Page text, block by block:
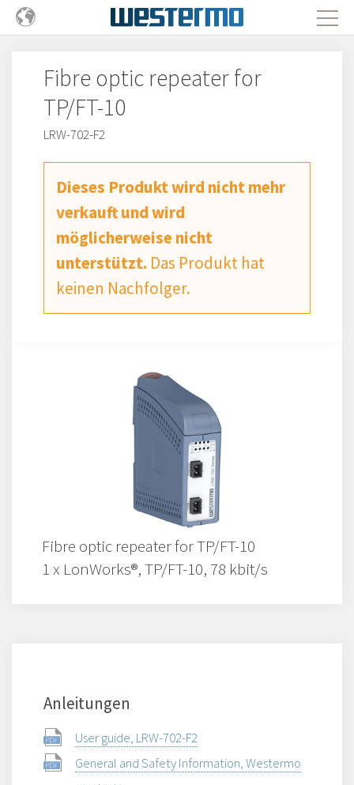
Fibre optic repeater for
TP/FT-10
LRW-702-F2
Dieses Produkt wird nicht mehr
verkauft und wird
möglicherweise nicht
unterstützt. Das Produkt hat
keinen Nachfolger.
Fibre optic repeater for TP/FT-10
1 x LonWorks®, TP/FT-10, 78 kbit/s
Anleitungen
User guide, LRW-702-F2
General and Safety Information, Westermo